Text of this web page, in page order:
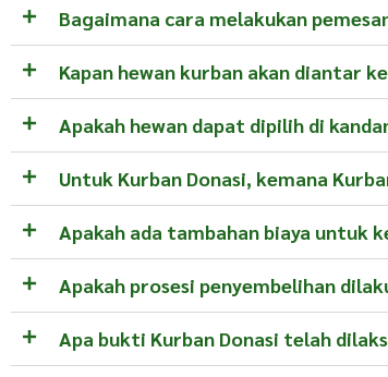
Bagaimana cara melakukan
Kapan hewan kurban akan diantar
Apakah hewan dapat dipilih di
Untuk Kurban Donasi, kemana
Apakah ada tambahan biaya untuk
Apakah prosesi penyembelihan
Apa bukti Kurban Donasi telah